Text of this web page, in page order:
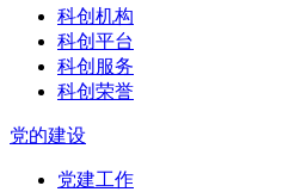
科创机构
科创平台
科创服务
科创荣誉
党的建设
党建工作